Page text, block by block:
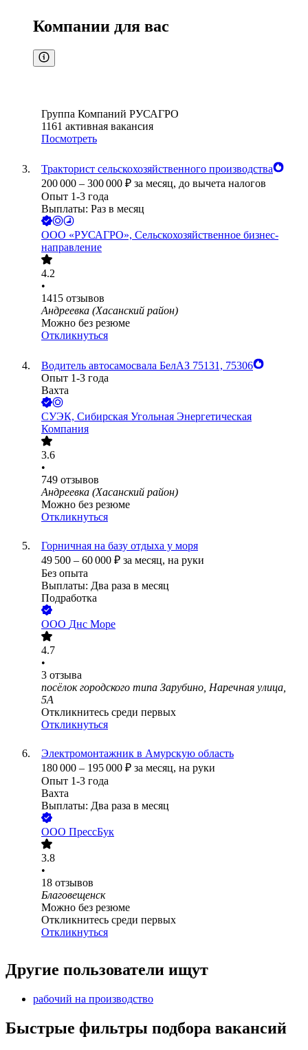
Компании для вас
Группа Компаний РУСАГРО
1161 активная вакансия
Посмотреть
Тракторист сельскохозяйственного производства
200 000 – 300 000 ₽ за месяц, до вычета налогов
Опыт 1-3 года
Выплаты: Раз в месяц
ООО «РУСАГРО», Сельскохозяйственное бизнес-
направление
4.2
•
1415 отзывов
Андреевка (Хасанский район)
Можно без резюме
Откликнуться
Водитель автосамосвала БелАЗ 75131, 75306
Опыт 1-3 года
Вахта
СУЭК, Сибирская Угольная Энергетическая
Компания
3.6
•
749 отзывов
Андреевка (Хасанский район)
Можно без резюме
Откликнуться
Горничная на базу отдыха у моря
49 500 – 60 000 ₽ за месяц, на руки
Без опыта
Выплаты: Два раза в месяц
Подработка
ООО Днс Море
4.7
•
3 отзыва
посёлок городского типа Зарубино, Наречная улица,
5А
Откликнитесь среди первых
Откликнуться
Электромонтажник в Амурскую область
180 000 – 195 000 ₽ за месяц, на руки
Опыт 1-3 года
Вахта
Выплаты: Два раза в месяц
ООО ПрессБук
3.8
•
18 отзывов
Благовещенск
Можно без резюме
Откликнитесь среди первых
Откликнуться
Другие пользователи ищут
рабочий на производство
Быстрые фильтры подбора вакансий